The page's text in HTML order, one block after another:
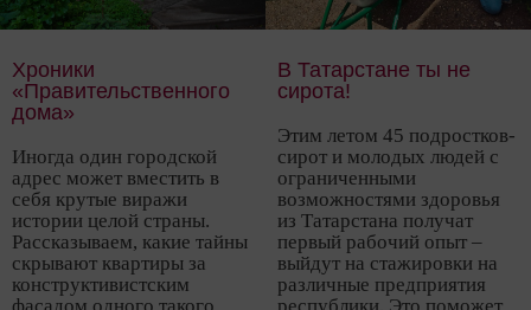
Хроники
«Правительственного
дома»
Иногда один городской
адрес может вместить в
себя крутые виражи
истории целой страны.
Рассказываем, какие тайны
скрывают квартиры за
конструктивистским
В Татарстане ты не
сирота!
Этим летом 45 подростков-
сирот и молодых людей с
ограниченными
возможностями здоровья
из Татарстана получат
первый рабочий опыт –
выйдут на стажировки на
различные предприятия